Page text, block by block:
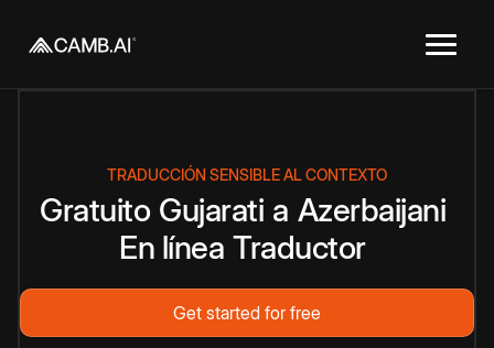
TRADUCCIÓN SENSIBLE AL CONTEXTO
Gratuito Gujarati a Azerbaijani
En línea Traductor
Get started for free